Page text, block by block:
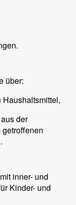
über:
der
inner- und
Kinder- und